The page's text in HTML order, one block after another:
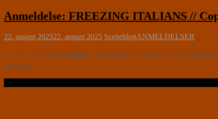
Anmeldelse: FREEZING ITALIANS //
22. august 202522. august 2025 SceneblogANMELDELSER
⭐⭐⭐⭐⭐ Grumme kærlighed. Kunne du vel opfinde en mere
en fryd,[…]